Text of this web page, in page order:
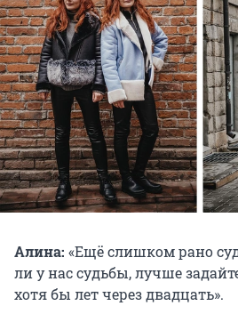
Алина: «Ещё слишком рано
ли у нас судьбы, лучше
хотя бы лет через двадцать».